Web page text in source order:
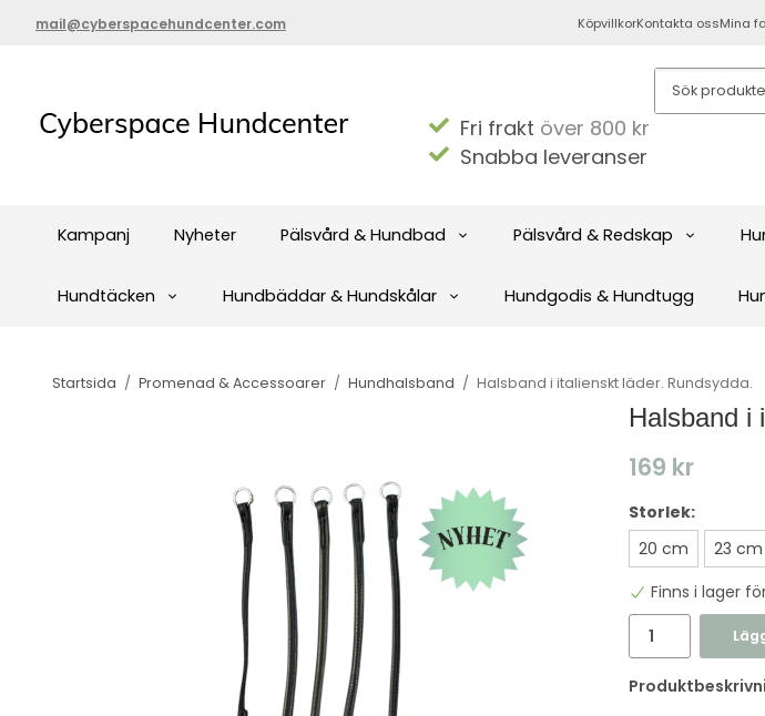
mail@cyberspacehundcenter.com KöpvillkorKontakta ossMina
Fri frakt över 800 kr
Snabba leveranser
Kampanj Nyheter Pälsvård & Hundbad Pälsvård & Redskap
Hundtäcken Hundbäddar & Hundskålar Hundgodis & Hundtugg
Startsida / Promenad & Accessoarer / Hundhalsband / Halsband i italienskt läder. Rundsydda.
Halsband i
169 kr
Storlek:
20 cm
23 cm
Finns i lager